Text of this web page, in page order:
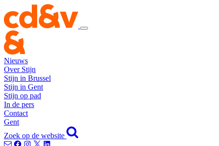
Nieuws
Over Stijn
Stijn in Brussel
Stijn in Gent
Stijn op pad
In de pers
Contact
Gent
Zoek op de website